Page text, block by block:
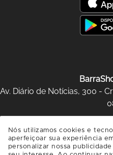
Av. Diário de Notícias, 300 -
SAIBA
Nós utilizamos cookies e
aperfeiçoar sua experiência
personalizar nossa